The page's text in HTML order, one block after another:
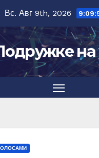
Вс. Авг 9th, 2026